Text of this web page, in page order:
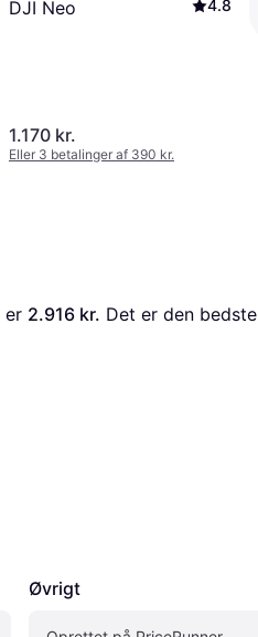
DJI Neo 4.8
1.170 kr.
Eller 3 betalinger af 390 kr.
er 2.916 kr. Det er den bedste
Øvrigt